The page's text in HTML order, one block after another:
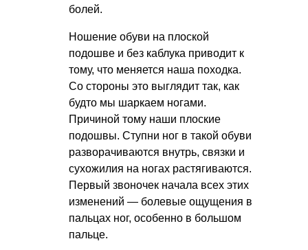
болей.
Ношение обуви на плоской
подошве и без каблука приводит к
тому, что меняется наша походка.
Со стороны это выглядит так, как
будто мы шаркаем ногами.
Причиной тому наши плоские
подошвы. Ступни ног в такой обуви
разворачиваются внутрь, связки и
сухожилия на ногах растягиваются.
Первый звоночек начала всех этих
изменений — болевые ощущения в
пальцах ног, особенно в большом
пальце.